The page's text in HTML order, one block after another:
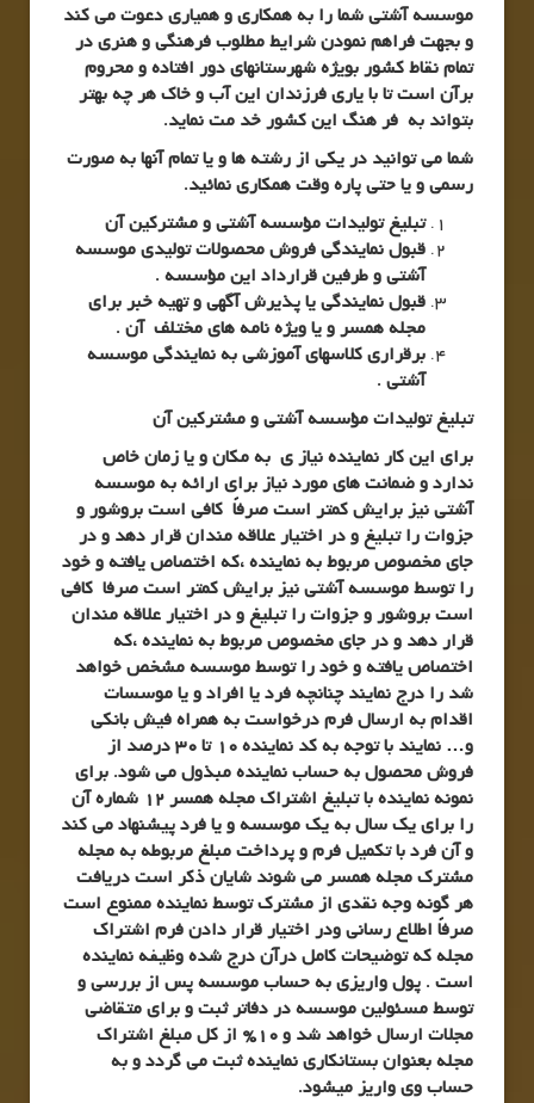
موسسه آشتی شما را به همکاری و همیاری دعوت می کند
و بجهت فراهم نمودن شرایط مطلوب فرهنگی و هنری در
تمام نقاط کشور بویژه شهرستانهای دور افتاده و محروم
برآن است تا با یاری فرزندان این آب و خاک هر چه بهتر
بتواند به فر هنگ این کشور خد مت نماید.
شما می توانید در یکی از رشته ها و یا تمام آنها به صورت
رسمی و یا حتی پاره وقت همکاری نمائید.
تبلیغ تولیدات مؤسسه آشتی و مشترکین آن
قبول نمایندگی فروش محصولات تولیدی موسسه
آشتی و طرفین قرارداد این مؤسسه .
قبول نمایندگی یا پذیرش آگهی و تهیه خبر برای
مجله همسر و یا ویژه نامه های مختلف آن .
برقراری کلاسهای آموزشی به نمایندگی موسسه
آشتی .
تبلیغ تولیدات مؤسسه آشتی و مشترکین آن
برای این کار نماینده نیاز ی به مکان و یا زمان خاص
ندارد و ضمانت های مورد نیاز برای ارائه به موسسه
آشتی نیز برایش کمتر است صرفاً کافی است بروشور و
جزوات را تبلیغ و در اختیار علاقه مندان قرار دهد و در
جای مخصوص مربوط به نماینده ،که اختصاص یافته و خود
را توسط موسسه آشتی نیز برایش کمتر است صرفا کافی
است بروشور و جزوات را تبلیغ و در اختیار علاقه مندان
قرار دهد و در جای مخصوص مربوط به نماینده ،که
اختصاص یافته و خود را توسط موسسه مشخص خواهد
شد را درج نمایند چنانچه فرد یا افراد و یا موسسات
اقدام به ارسال فرم درخواست به همراه فیش بانکی
و… نمایند با توجه به کد نماینده 10 تا 30 درصد از
فروش محصول به حساب نماینده مبذول می شود. برای
نمونه نماینده با تبلیغ اشتراک مجله همسر 12 شماره آن
را برای یک سال به یک موسسه و یا فرد پیشنهاد می کند
و آن فرد با تکمیل فرم و پرداخت مبلغ مربوطه به مجله
مشترک مجله همسر می شوند شایان ذکر است دریافت
هر گونه وجه نقدی از مشترک توسط نماینده ممنوع است
صرفاً اطلاع رسانی ودر اختیار قرار دادن فرم اشتراک
مجله که توضیحات کامل درآن درج شده وظیفه نماینده
است . پول واریزی به حساب موسسه پس از بررسی و
توسط مسئولین موسسه در دفاتر ثبت و برای متقاضی
مجلات ارسال خواهد شد و 10% از کل مبلغ اشتراک
مجله بعنوان بستانکاری نماینده ثبت می گردد و به
حساب وی واریز میشود.